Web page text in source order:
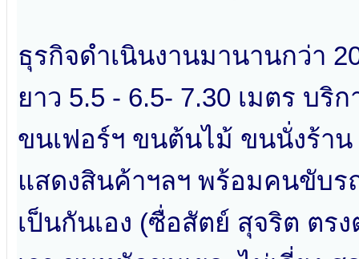
ธุรกิจดำเนินงานมานานกว่า
ยาว 5.5 - 6.5- 7.30 เมตร บ
ขนเฟอร์ฯ ขนต้นไม้ ขนนั่งร้า
แสดงสินค้าฯลฯ พร้อมคนขับร
เป็นกันเอง (ซื่อสัตย์ สุจริต ตร